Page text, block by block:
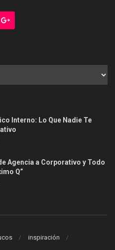
Interno: Lo Que Nadie Te
Agencia a Corporativo y Todo
Q”
inspiración